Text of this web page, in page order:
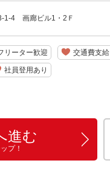
1-4 画廊ビル1・2Ｆ
リーター歓迎 交通費支給
社員登用あり
進む
プ！